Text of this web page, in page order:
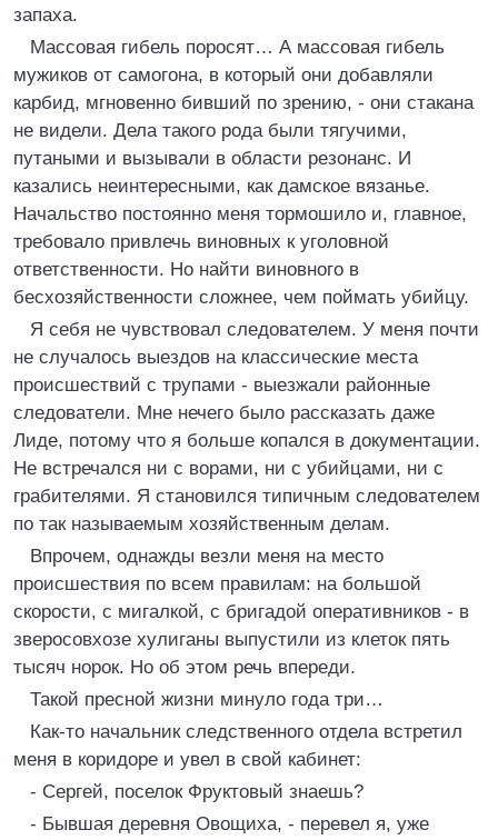
запаха.
Массовая гибель поросят… А массовая гибель
мужиков от самогона, в который они добавляли
карбид, мгновенно бивший по зрению, - они стакана
не видели. Дела такого рода были тягучими,
путаными и вызывали в области резонанс. И
казались неинтересными, как дамское вязанье.
Начальство постоянно меня тормошило и, главное,
требовало привлечь виновных к уголовной
ответственности. Но найти виновного в
бесхозяйственности сложнее, чем поймать убийцу.
Я себя не чувствовал следователем. У меня почти
не случалось выездов на классические места
происшествий с трупами - выезжали районные
следователи. Мне нечего было рассказать даже
Лиде, потому что я больше копался в документации.
Не встречался ни с ворами, ни с убийцами, ни с
грабителями. Я становился типичным следователем
по так называемым хозяйственным делам.
Впрочем, однажды везли меня на место
происшествия по всем правилам: на большой
скорости, с мигалкой, с бригадой оперативников - в
зверосовхозе хулиганы выпустили из клеток пять
тысяч норок. Но об этом речь впереди.
Такой пресной жизни минуло года три…
Как-то начальник следственного отдела встретил
меня в коридоре и увел в свой кабинет:
- Сергей, поселок Фруктовый знаешь?
- Бывшая деревня Овощиха, - перевел я, уже